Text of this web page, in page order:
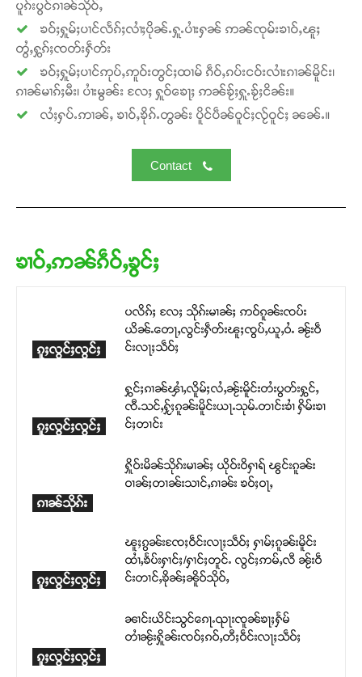
ပူၵ်းပွင်ၵၢၼ်သိုဝ်ႇ
ၶဝ်ႈႁူမ်ႈပၢင်လႅၵ်ႈလၢႆႈပိုၼ်ႉႁူႉပၢႆးႁၼ် ဢၼ်ၸုမ်းၶၢဝ်ႇၽူႈ
တွႆႇႁွၵ်ႈၸတ်းႁဵတ်း
ၶဝ်ႈႁူမ်ႈပၢင်ဢုပ်ႇဢူဝ်းတွင်ႈထၢမ် ၵဵဝ်ႇၵပ်းငဝ်းလၢႆးၵၢၼ်မိူင်း၊
ၵၢၼ်မၢၵ်ႈမီး၊ ပၢႆးမွၼ်း လႄႈ ႁူဝ်ၶေႃႈ ဢၼ်ၶႂ်ႈႁူႉၶႂ်ႈငိၼ်း။
လႆႈႁပ်ႉဢၢၼ်ႇ ၶၢဝ်ႇၶိုၵ်ႉတွၼ်း ပိူင်ပဵၼ်ဝူင်ႈလႂ်ဝူင်ႈ ၼၼ်ႉ။
Contact
ၶၢဝ်ႇဢၼ်ၵဵဝ်ႇၶွင်ႈ
ၵူႈလွင်ႈလွင်ႈ
ပလိၵ်ႈ လႄႈ သိုၵ်းမၢၼ်ႈ ဢဝ်ၵူၼ်းၸပ်း
ယိၼ်ႉတေႃႇလွင်းႁဵတ်းၽူႈၸွပ်ႇယူႇဝႆႉ ၼႂ်းဝဵ
င်းလႃႈသဵဝ်ႈ
ၵူႈလွင်ႈလွင်ႈ
ႁွင်ႈၵၢၼ်ၾၢႆႇလိူမ်ႈလႆႇၼႂ်းမိူင်းတႆးပွတ်းႁွင်ႇ
ၸီႉသင်ႇႁႂ်ႈၵူၼ်းမိူင်းယႃႉသုမ်ႉတၢင်းၶၢႆ ႁိမ်းၶၢ
င်ႈတၢင်း
ၵၢၼ်သိုၵ်း
ႁိူဝ်းမိၼ်သိုၵ်းမၢၼ်ႈ ယိုဝ်းဝိႁၢရ် ၽွင်းၵူၼ်း
ဝၢၼ်ႈတၢၼ်းသၢင်ႇၵၢၼ်း ၶဝ်ႈဝႃႇ
ၵူႈလွင်ႈလွင်ႈ
ၽူႈၵွၼ်းၸႄႈဝဵင်းလႃႈသဵဝ်ႈ ႁၢမ်ႈၵူၼ်းမိူင်း
ထၢႆႇၶႅပ်းႁၢင်ႈ/ႁၢင်ႈတူင်ႉ လွင်ႈဢမ်ႇလီ ၼႂ်းဝဵ
င်းတၢင်ႇၶိုၼ်ႈၼိူဝ်သိုဝ်ႇ
ၵူႈလွင်ႈလွင်ႈ
ၼၢင်းယိင်းသွင်ၵေႃႉၺႃးၸူၼ်ၶႃႈႁႅမ်
တၢႆၼႂ်းႁိူၼ်းၸဝ်ႈၵဝ်ႇတီႈဝဵင်းလႃႈသဵဝ်ႈ